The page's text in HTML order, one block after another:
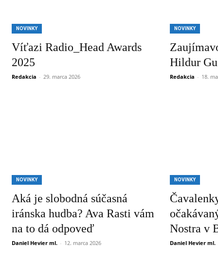
NOVINKY
Víťazi Radio_Head Awards
2025
Redakcia - 29. marca 2026
NOVINKY
Hildur
Redakcia - 18.
NOVINKY
Aká je slobodná súčasná
iránska hudba? Ava Rasti vám
na to dá odpoveď
Daniel Hevier ml. - 12. marca 2026
NOVINKY
Nostra v
Daniel Hevier ml.